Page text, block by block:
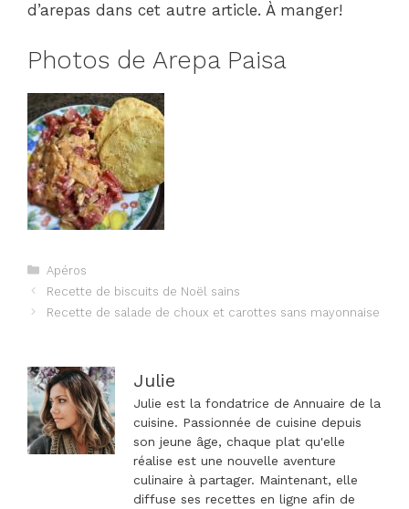
d’arepas dans cet autre article. À manger!
Photos de Arepa Paisa
Catégories
Apéros
Navigation
des
Recette de biscuits de Noël sains
Recette de salade de choux et carottes sans mayonnaise
Julie
Julie est la fondatrice de Annuaire de la
cuisine. Passionnée de cuisine depuis
son jeune âge, chaque plat qu'elle
réalise est une nouvelle aventure
culinaire à partager. Maintenant, elle
diffuse ses recettes en ligne afin de